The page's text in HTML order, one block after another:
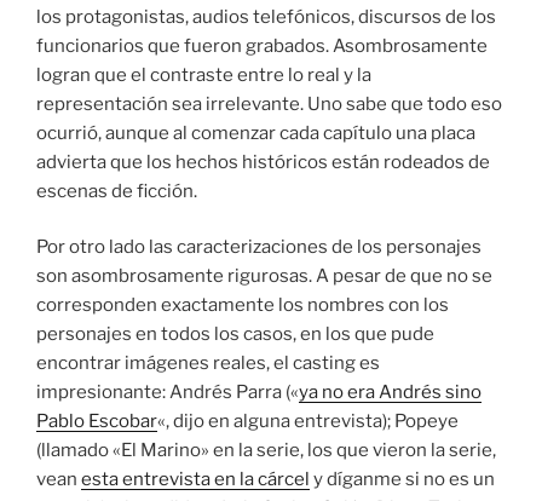
los protagonistas, audios telefónicos, discursos de los
funcionarios que fueron grabados. Asombrosamente
logran que el contraste entre lo real y la
representación sea irrelevante. Uno sabe que todo eso
ocurrió, aunque al comenzar cada capítulo una placa
advierta que los hechos históricos están rodeados de
escenas de ficción.
Por otro lado las caracterizaciones de los personajes
son asombrosamente rigurosas. A pesar de que no se
corresponden exactamente los nombres con los
personajes en todos los casos, en los que pude
encontrar imágenes reales, el casting es
impresionante: Andrés Parra («ya no era Andrés sino
Pablo Escobar«, dijo en alguna entrevista); Popeye
(llamado «El Marino» en la serie, los que vieron la serie,
vean esta entrevista en la cárcel y díganme si no es un